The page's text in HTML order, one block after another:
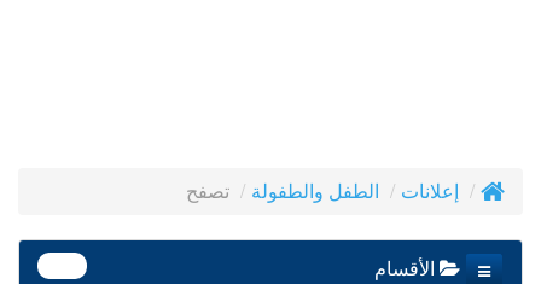
إعلانات الطفل والطفولة تصفح
الأقسام